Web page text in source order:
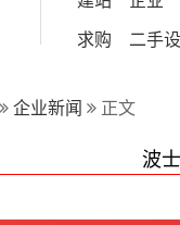
求购
二手
企业新闻 正文
波